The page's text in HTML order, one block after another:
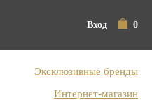
Вход 0
Эксклюзивные бренды
Интернет-магазин